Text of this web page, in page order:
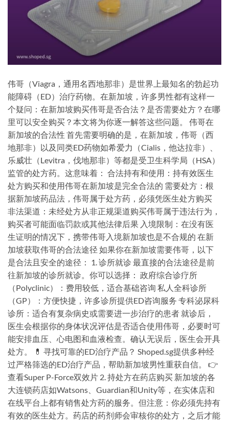
伟哥（Viagra，通用名西地那非）是世界上最知名的勃起功
能障碍（ED）治疗药物。在新加坡，许多男性都有这样一
个疑问：在新加坡购买伟哥是否合法？是否需要处方？在哪
里可以安全购买？本文将为你逐一解答这些问题。 伟哥在
新加坡的合法性 首先需要明确的是，在新加坡，伟哥（西
地那非）以及同类ED药物如希爱力（Cialis，他达拉非）、
乐威壮（Levitra，伐地那非）等都是受卫生科学局（HSA）
监管的处方药。这意味着： 合法持有和使用：持有效医生
处方购买和使用伟哥在新加坡是完全合法的 需要处方：根
据新加坡药品法，伟哥属于处方药，必须凭医生处方购买
非法渠道：未经处方从非正规渠道购买伟哥属于违法行为，
购买者可能面临罚款或其他法律后果 入境限制：在没有医
生证明的情况下，携带伟哥入境新加坡也是不合规的 在新
加坡获取伟哥的合法途径 如果你在新加坡需要伟哥，以下
是合法且安全的途径： 1. 诊所就诊 最直接的合法途径是前
往新加坡的诊所就诊。你可以选择： 政府综合诊疗所
（Polyclinic）：费用较低，适合基础咨询 私人全科诊所
（GP）：方便快捷，许多诊所提供ED咨询服务 专科泌尿科
诊所：适合有复杂病史或需要进一步治疗的患者 就诊后，
医生会根据你的身体状况评估是否适合使用伟哥，必要时可
能安排血压、心电图和血液检查。确认无误后，医生会开具
处方。 💊 寻找可靠的ED治疗产品？ Shoped.sg提供多种经
过严格筛选的ED治疗产品，帮助新加坡男性重获自信。 👉
查看Super P-Force双效片 2. 持处方在药店购买 新加坡的各
大连锁药店如Watsons、Guardian和Unity等，在实体店和
在线平台上都有销售处方药的服务。但注意：你必须先持有
有效的医生处方。药店的药剂师会审核你的处方，之后才能